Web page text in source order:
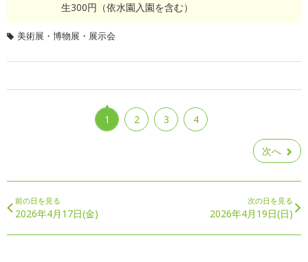
生300円（依水園入園を含む）
美術展・博物展・展示会
1 2 3 4
次へ
前の日を見る
2026年4月17日(金)
次の日を見る
2026年4月19日(日)